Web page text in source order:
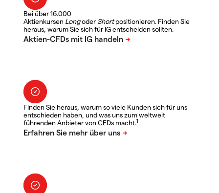
Bei über 16.000
Aktienkursen LongoderShortpositionieren. Finden Sie
heraus, warum Sie sich für IG entscheiden sollten.
Finden Sie heraus, warum so viele Kunden sich für uns
entschieden haben, und was uns zum weltweit
führenden Anbieter von CFDs macht.1